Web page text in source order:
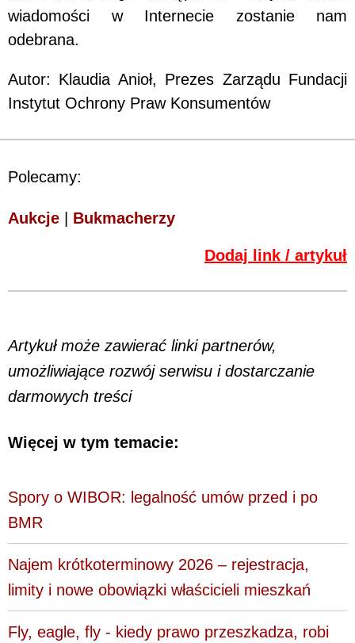
wiadomości w Internecie zostanie nam
odebrana.
Autor: Klaudia Anioł, Prezes Zarządu Fundacji
Instytut Ochrony Praw Konsumentów
Polecamy:
Aukcje Bukmacherzy
Dodaj link / artykuł
Artykuł może zawierać linki partnerów,
umożliwiające rozwój serwisu i dostarczanie
darmowych treści
Więcej w tym temacie:
Spory o WIBOR: legalność umów przed i po
BMR
Najem krótkoterminowy 2026 – rejestracja,
limity i nowe obowiązki właścicieli mieszkań
Fly, eagle, fly - kiedy prawo przeszkadza, robi